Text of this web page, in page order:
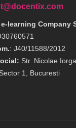
e-learning Company
: J40/11588/2012
Str. Nicolae
1, Bucuresti